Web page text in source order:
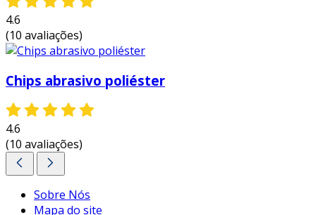
4.6
(10 avaliações)
Chips abrasivo poliéster
4.6
(10 avaliações)
Sobre Nós
Mapa do site